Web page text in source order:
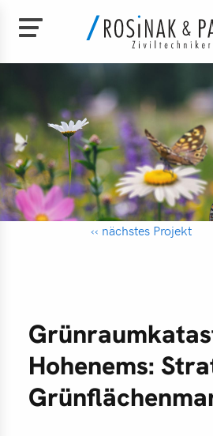
Inhalt
‹‹ nächstes Projekt
Hohenems: